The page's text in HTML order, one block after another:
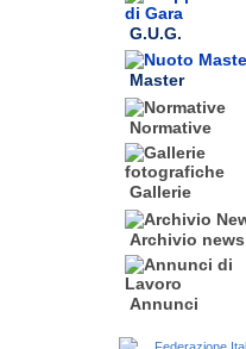
G.U.G.
Master
Normative
Gallerie
Archivio news
Annunci